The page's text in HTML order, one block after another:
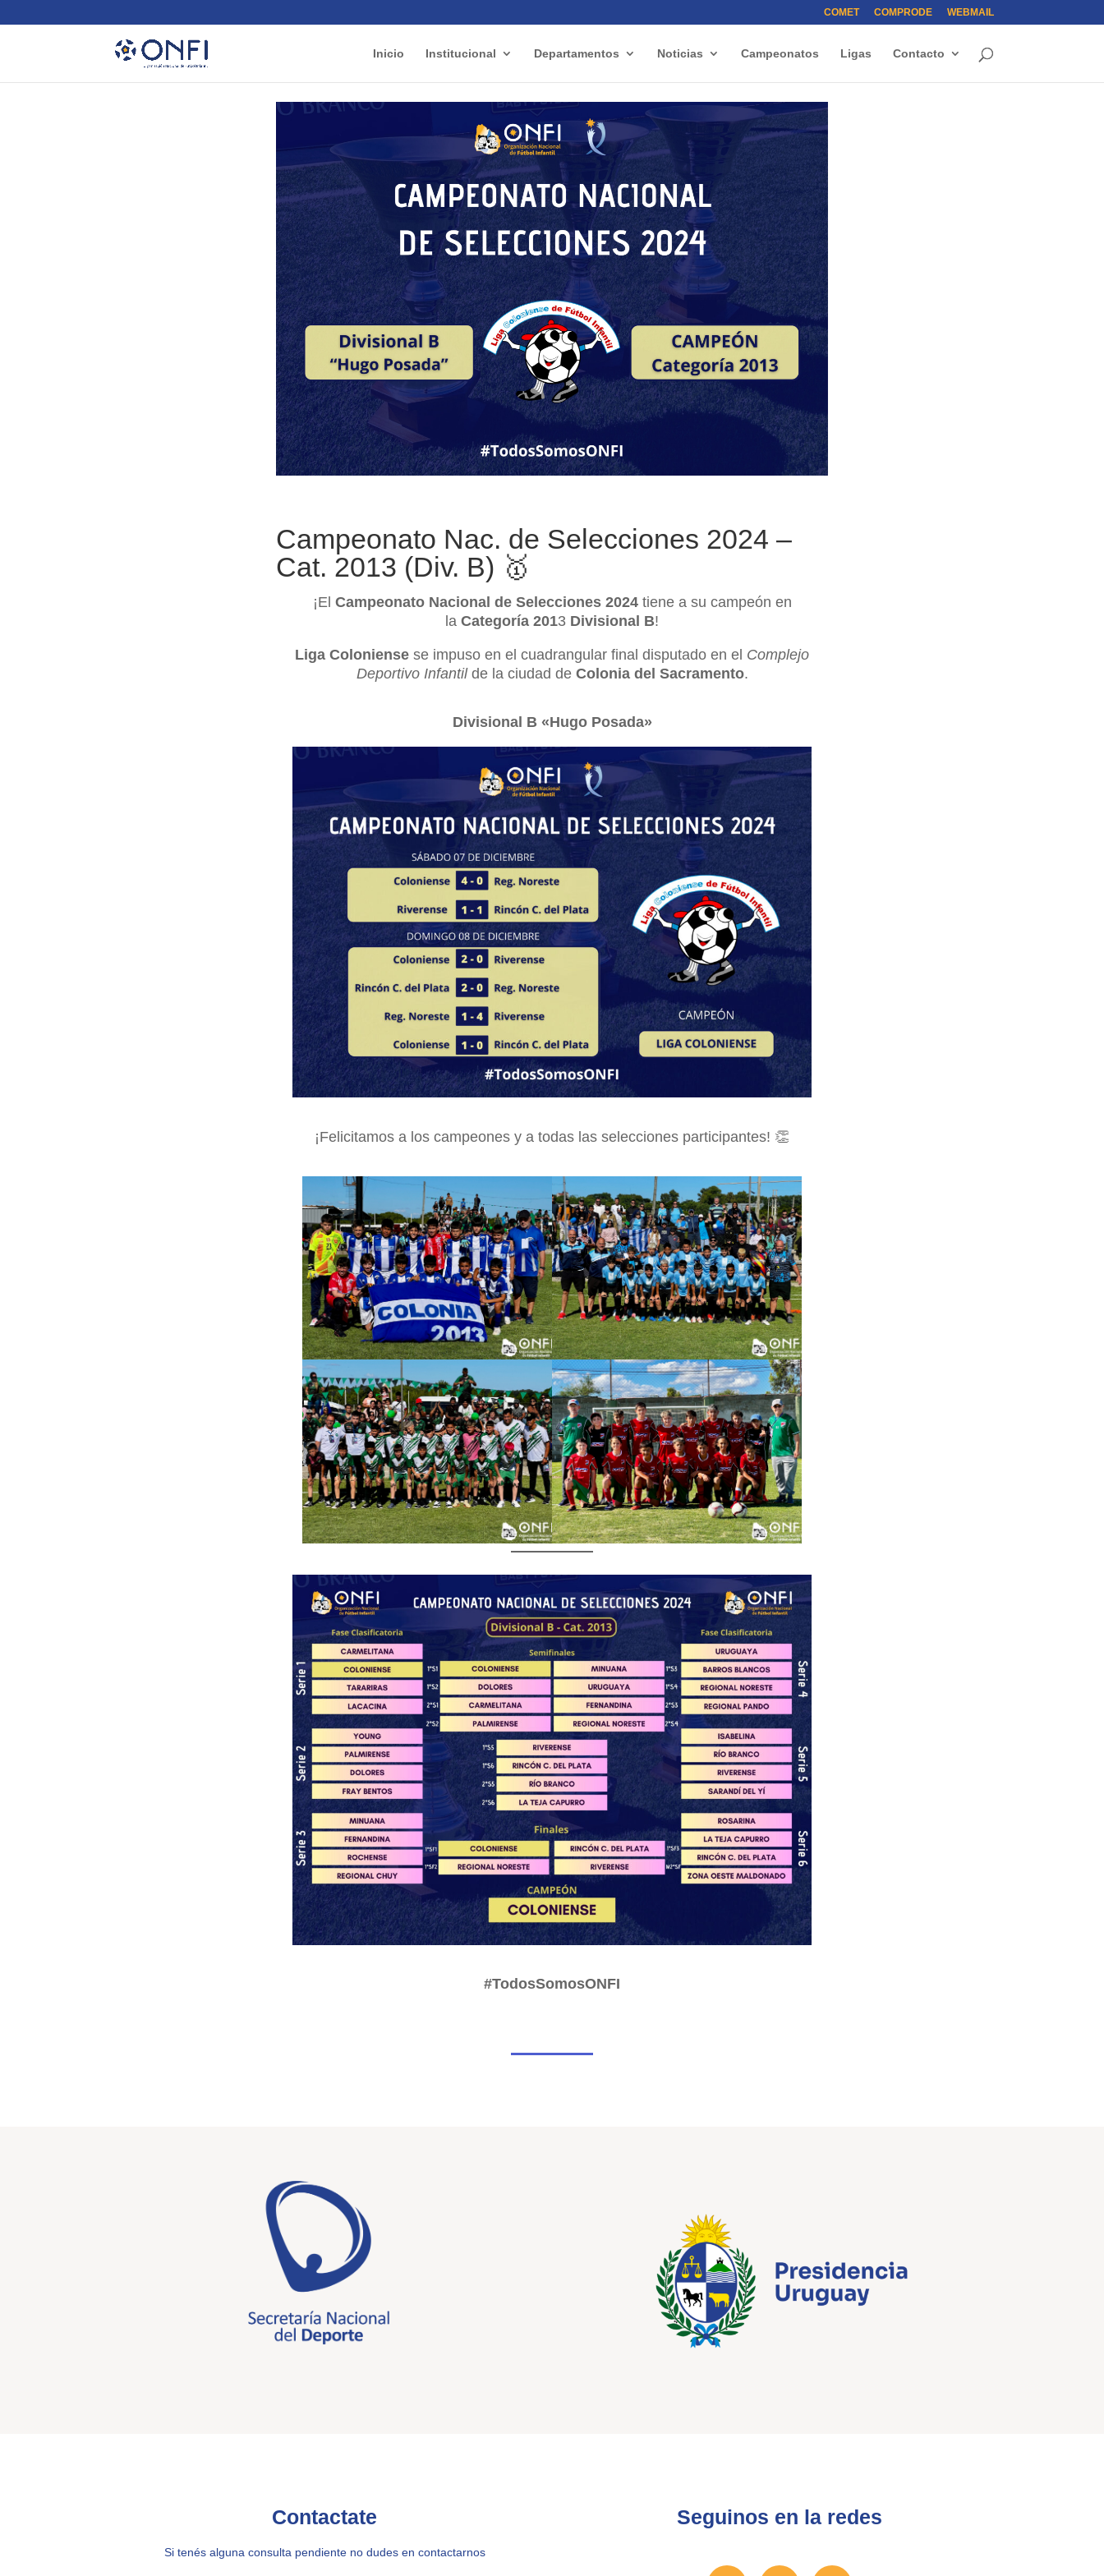
COMET COMPRODE WEBMAIL
Inicio Institucional Departamentos Noticias Campeonatos Ligas Contacto
Campeonato Nac. de Selecciones 2024 –
Cat. 2013 (Div. B) 🥇
¡El Campeonato Nacional de Selecciones 2024tiene a su campeón en
la Categoría 2013 Divisional B!
Liga Coloniense se impuso en el cuadrangular final disputado en el Complejo
Deportivo Infantil de la ciudad de Colonia del Sacramento.
Divisional B «Hugo Posada»
¡Felicitamos a los campeones y a todas las selecciones participantes! 👏
#TodosSomosONFI
Contactate
Si tenés alguna consulta pendiente no dudes en contactarnos
Seguinos en la redes